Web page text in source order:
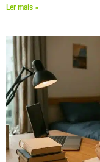
Ler mais »